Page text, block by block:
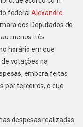
Do
País,
Ramagem
Apresentou
À
Câmara
Notas
federal Alexandre
dos Deputados de
menos três
horário em que
votações na
embora feitas
por terceiros, o que
despesas realizadas